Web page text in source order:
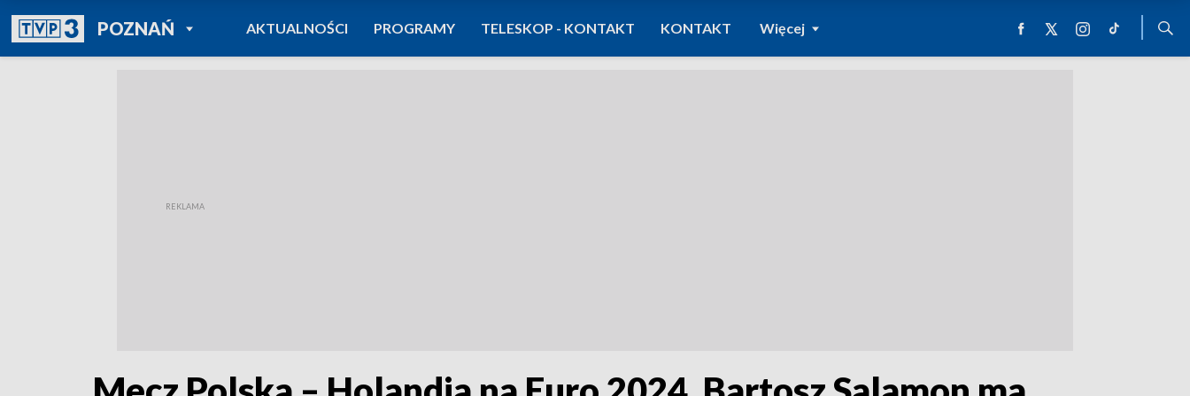
POZNAŃPOWRÓT DO
TVP REGIONY
AKTUALNOŚCI PROGRAMY TELESKOP - KONTAKT KONTAKT Więcej